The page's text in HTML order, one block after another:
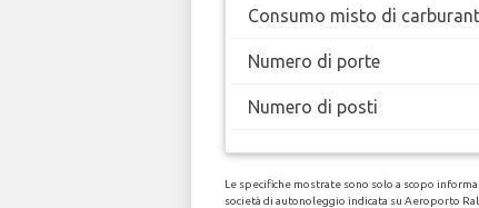
Consumo misto di
Numero di porte
Numero di posti
Le specifiche mostrate sono solo a scopo
società di autonoleggio indicata su Aeroporto